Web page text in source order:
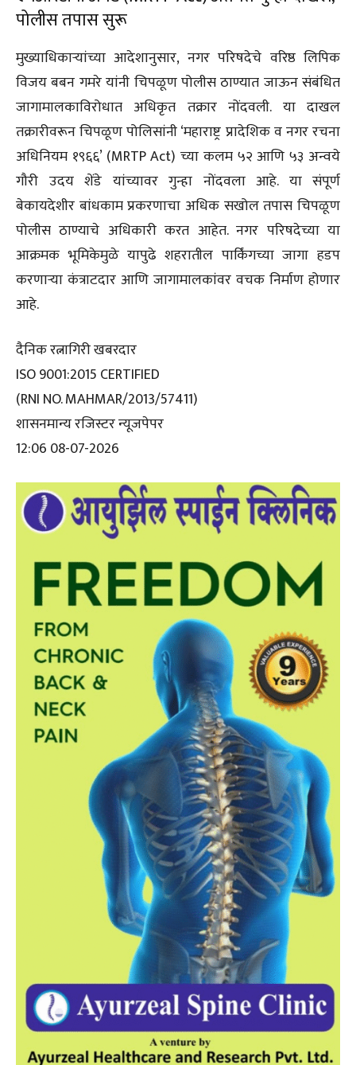
पोलीस तपास सुरू
मुख्याधिकाऱ्यांच्या आदेशानुसार, नगर परिषदेचे वरिष्ठ लिपिक
विजय बबन गमरे यांनी चिपळूण पोलीस ठाण्यात जाऊन संबंधित
जागामालकाविरोधात अधिकृत तक्रार नोंदवली. या दाखल
तक्रारीवरून चिपळूण पोलिसांनी ‘महाराष्ट्र प्रादेशिक व नगर रचना
अधिनियम १९६६’ (MRTP Act) च्या कलम ५२ आणि ५३ अन्वये
गौरी उदय शेंडे यांच्यावर गुन्हा नोंदवला आहे. या संपूर्ण
बेकायदेशीर बांधकाम प्रकरणाचा अधिक सखोल तपास चिपळूण
पोलीस ठाण्याचे अधिकारी करत आहेत. नगर परिषदेच्या या
आक्रमक भूमिकेमुळे यापुढे शहरातील पार्किंगच्या जागा हडप
करणाऱ्या कंत्राटदार आणि जागामालकांवर वचक निर्माण होणार
आहे.
दैनिक रत्नागिरी खबरदार
ISO 9001:2015 CERTIFIED
(RNI NO. MAHMAR/2013/57411)
शासनमान्य रजिस्टर न्यूजपेपर
12:06 08-07-2026